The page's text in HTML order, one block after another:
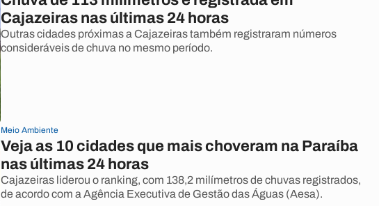
Cajazeiras nas últimas 24 horas
Outras cidades próximas a Cajazeiras também registraram números
consideráveis de chuva no mesmo período.
Meio Ambiente
Veja as 10 cidades que mais choveram na Paraíba
nas últimas 24 horas
Cajazeiras liderou o ranking, com 138,2 milímetros de chuvas registrados,
de acordo com a Agência Executiva de Gestão das Águas (Aesa).